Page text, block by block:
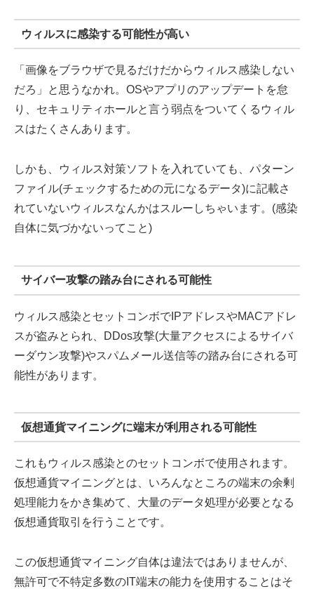
ウィルスに感染する可能性が高い
「画像をブラウザで見るだけだからウィルス感染しない
だろ」と思うなかれ。OSやアプリのアップデートを怠
り、セキュリティホールと言う弱点をついてくるウィル
スはたくさんあります。
しかも、ウィルス対策ソフトを入れていても、パターン
ファイル(チェックするための元になるデータ)に記載さ
れていないウィルスなんかはスルーしちゃいます。(感染
自体に気づかないってこと)
サイバー攻撃の踏み台にされる可能性
ウィルス感染とセットコンボでIPアドレスやMACアドレ
スが盗みとられ、DDos攻撃(大量アクセスによるサイバ
ーダウン攻撃)やスパムメール送信等の踏み台にされる可
能性があります。
仮想通貨マイニングに端末が利用される可能性
これもウィルス感染とのセットコンボで使用されます。
仮想通貨マイニングとは、いろんなところの端末の余剰
処理能力をかき集めて、大量のデータ処理が必要となる
仮想通貨取引を行うことです。
この仮想通貨マイニング自体は違法ではありませんが、
無許可で不特定多数のIT端末の能力を使用することはそ